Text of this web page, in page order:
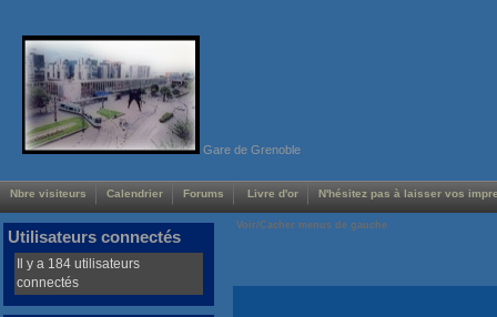
Gare de Grenoble
Nbre visiteurs Calendrier Forums Livre d'or N'hésitez pas à laisser vos
Voir/Cacher menus de gauche
Utilisateurs connectés
Il y a 184 utilisateurs
connectés